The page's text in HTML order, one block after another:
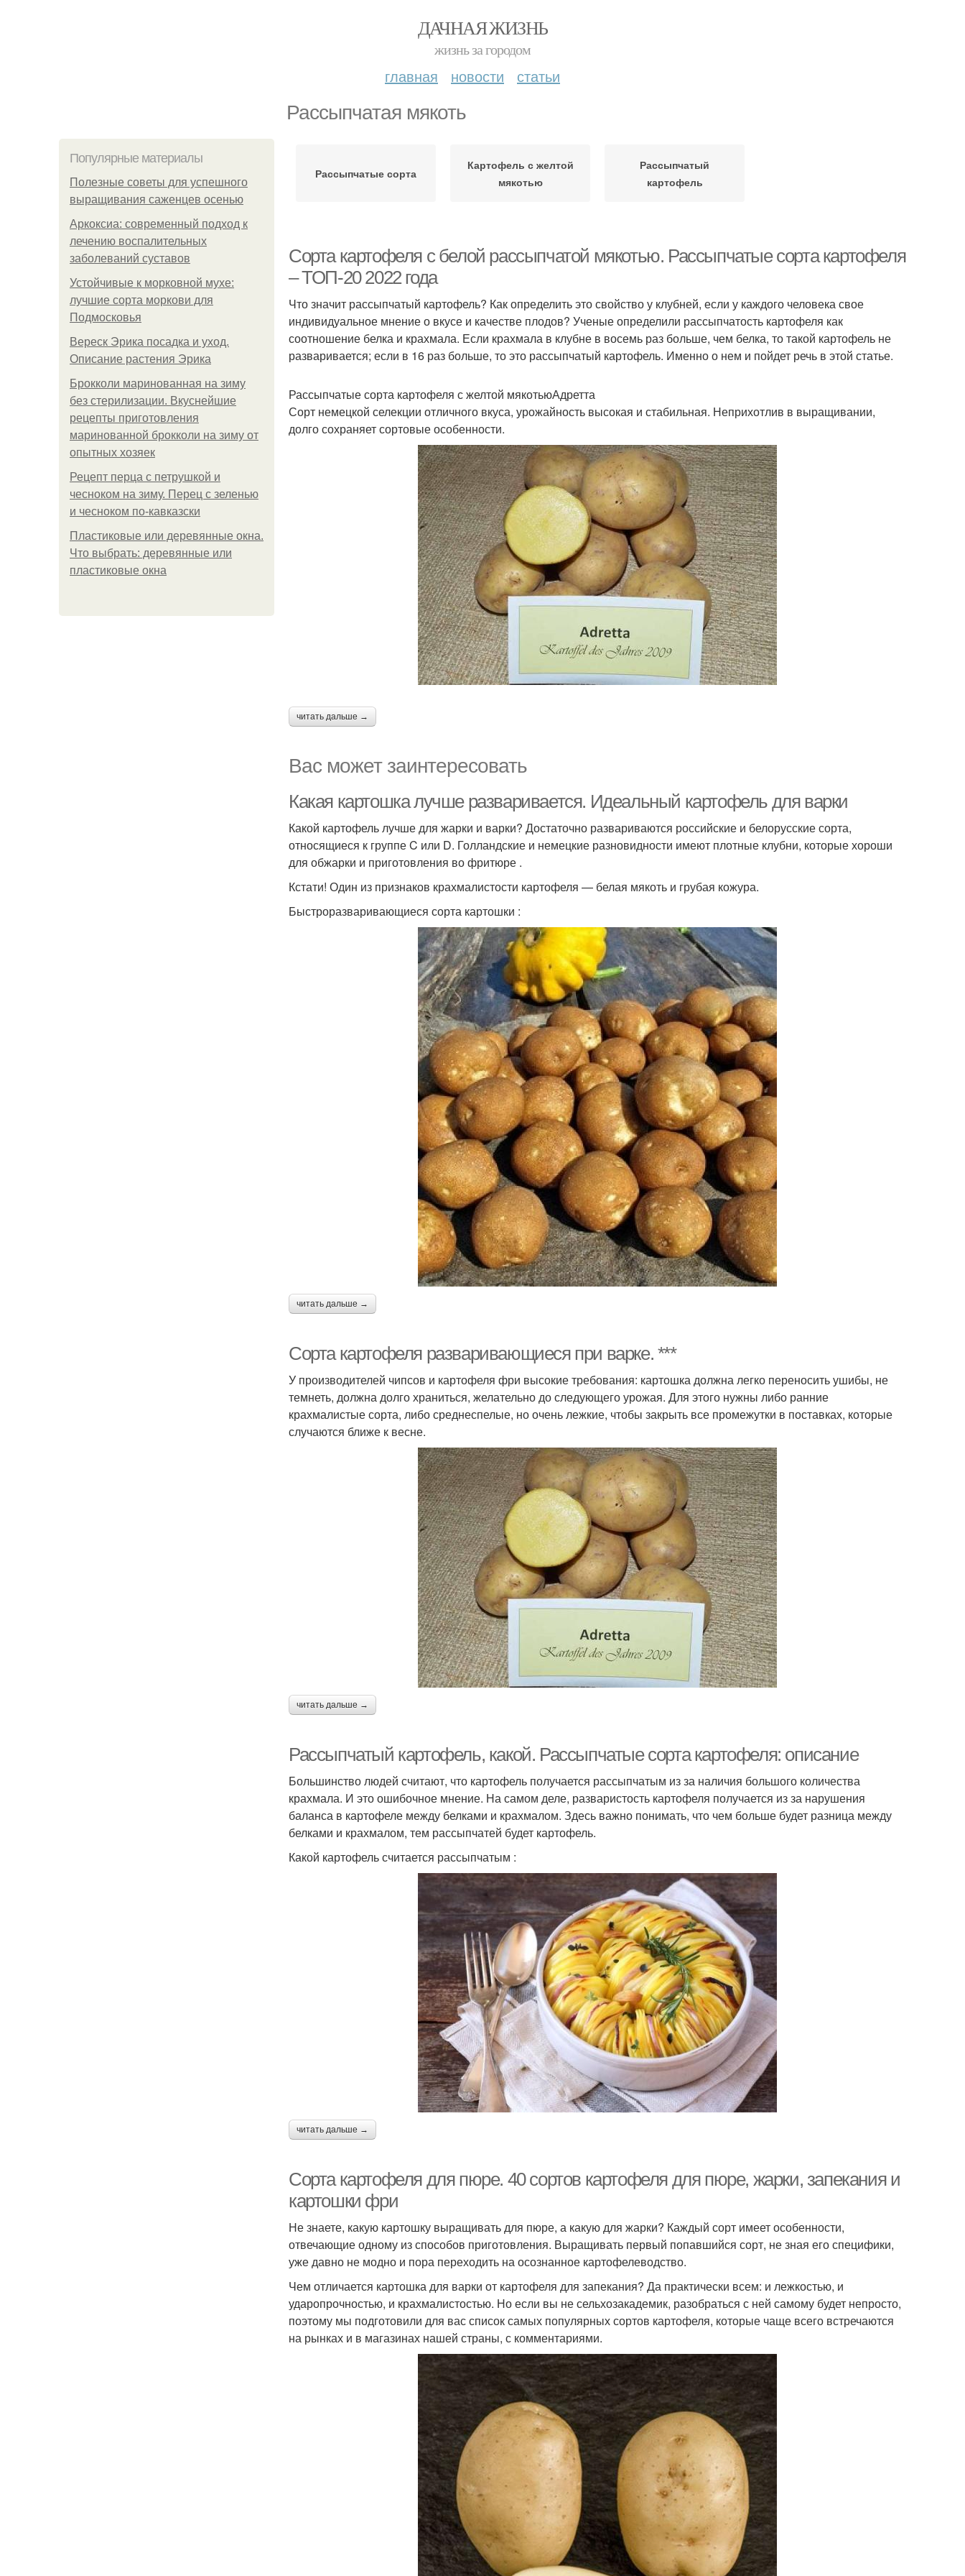
ДАЧНАЯ ЖИЗНЬ
жизнь за городом
главная новости статьи
Рассыпчатая мякоть
Популярные материалы
Полезные советы для успешного
выращивания саженцев осенью
Аркоксиа: современный подход к
лечению воспалительных
заболеваний суставов
Устойчивые к морковной мухе:
лучшие сорта моркови для
Подмосковья
Вереск Эрика посадка и уход.
Описание растения Эрика
Брокколи маринованная на зиму
без стерилизации. Вкуснейшие
рецепты приготовления
маринованной брокколи на зиму от
опытных хозяек
Рецепт перца с петрушкой и
чесноком на зиму. Перец с зеленью
и чесноком по-кавказски
Пластиковые или деревянные окна.
Что выбрать: деревянные или
пластиковые окна
Рассыпчатые сорта
Картофель с желтой
мякотью
Рассыпчатый
картофель
Сорта картофеля с белой рассыпчатой мякотью. Рассыпчатые сорта картофеля
– ТОП-20 2022 года
Что значит рассыпчатый картофель? Как определить это свойство у клубней, если у каждого человека свое
индивидуальное мнение о вкусе и качестве плодов? Ученые определили рассыпчатость картофеля как
соотношение белка и крахмала. Если крахмала в клубне в восемь раз больше, чем белка, то такой картофель не
разваривается; если в 16 раз больше, то это рассыпчатый картофель. Именно о нем и пойдет речь в этой статье.
Рассыпчатые сорта картофеля с желтой мякотьюАдретта
Сорт немецкой селекции отличного вкуса, урожайность высокая и стабильная. Неприхотлив в выращивании,
долго сохраняет сортовые особенности.
читать дальше →
Вас может заинтересовать
Какая картошка лучше разваривается. Идеальный картофель для варки
Какой картофель лучше для жарки и варки? Достаточно развариваются российские и белорусские сорта,
относящиеся к группе C или D. Голландские и немецкие разновидности имеют плотные клубни, которые хороши
для обжарки и приготовления во фритюре .
Кстати! Один из признаков крахмалистости картофеля — белая мякоть и грубая кожура.
Быстроразваривающиеся сорта картошки :
читать дальше →
Сорта картофеля разваривающиеся при варке. ***
У производителей чипсов и картофеля фри высокие требования: картошка должна легко переносить ушибы, не
темнеть, должна долго храниться, желательно до следующего урожая. Для этого нужны либо ранние
крахмалистые сорта, либо среднеспелые, но очень лежкие, чтобы закрыть все промежутки в поставках, которые
случаются ближе к весне.
читать дальше →
Рассыпчатый картофель, какой. Рассыпчатые сорта картофеля: описание
Большинство людей считают, что картофель получается рассыпчатым из за наличия большого количества
крахмала. И это ошибочное мнение. На самом деле, разваристость картофеля получается из за нарушения
баланса в картофеле между белками и крахмалом. Здесь важно понимать, что чем больше будет разница между
белками и крахмалом, тем рассыпчатей будет картофель.
Какой картофель считается рассыпчатым :
читать дальше →
Сорта картофеля для пюре. 40 сортов картофеля для пюре, жарки, запекания и
картошки фри
Не знаете, какую картошку выращивать для пюре, а какую для жарки? Каждый сорт имеет особенности,
отвечающие одному из способов приготовления. Выращивать первый попавшийся сорт, не зная его специфики,
уже давно не модно и пора переходить на осознанное картофелеводство.
Чем отличается картошка для варки от картофеля для запекания? Да практически всем: и лежкостью, и
ударопрочностью, и крахмалистостью. Но если вы не сельхозакадемик, разобраться с ней самому будет непросто,
поэтому мы подготовили для вас список самых популярных сортов картофеля, которые чаще всего встречаются
на рынках и в магазинах нашей страны, с комментариями.